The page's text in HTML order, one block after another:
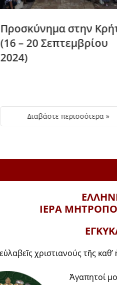
Προσκύνημα
(21 – 25
Διαβάστε
ΙΕΡΑ
χριστιανούς τῆς
Ἀγαπητοί